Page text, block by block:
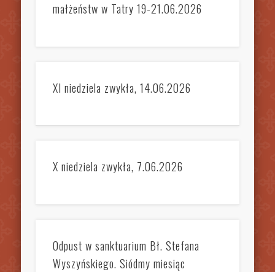
małżeństw w Tatry 19-21.06.2026
XI niedziela zwykła, 14.06.2026
X niedziela zwykła, 7.06.2026
Odpust w sanktuarium Bł. Stefana
Wyszyńskiego. Siódmy miesiąc